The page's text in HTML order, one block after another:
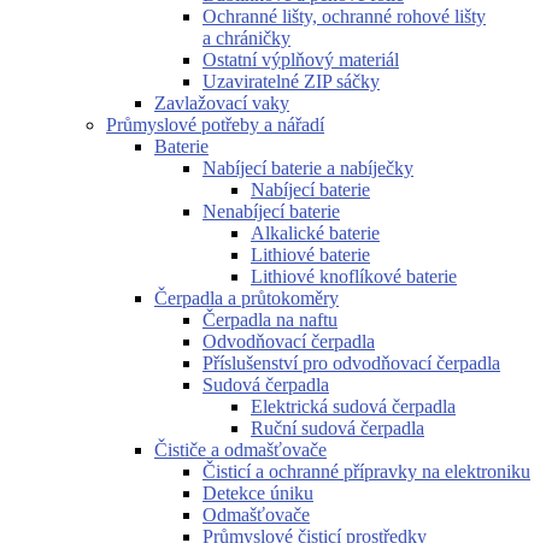
Ochranné lišty, ochranné rohové lišty
a chráničky
Ostatní výplňový materiál
Uzaviratelné ZIP sáčky
Zavlažovací vaky
Průmyslové potřeby a nářadí
Baterie
Nabíjecí baterie a nabíječky
Nabíjecí baterie
Nenabíjecí baterie
Alkalické baterie
Lithiové baterie
Lithiové knoflíkové baterie
Čerpadla a průtokoměry
Čerpadla na naftu
Odvodňovací čerpadla
Příslušenství pro odvodňovací čerpadla
Sudová čerpadla
Elektrická sudová čerpadla
Ruční sudová čerpadla
Čističe a odmašťovače
Čisticí a ochranné přípravky na elektroniku
Detekce úniku
Odmašťovače
Průmyslové čisticí prostředky